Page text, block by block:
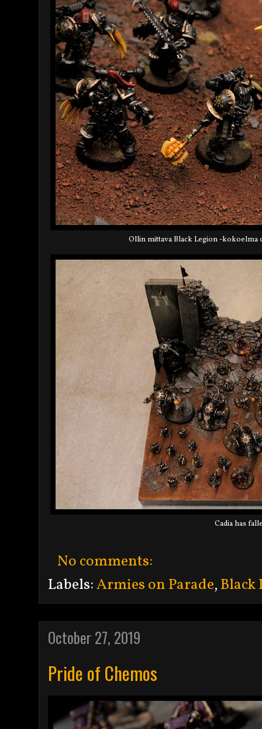
Ollin mittava Black Legion -
Cadia has
No comments:
Labels:Armies on Parade, Black
October 27, 2019
Pride of Chemos